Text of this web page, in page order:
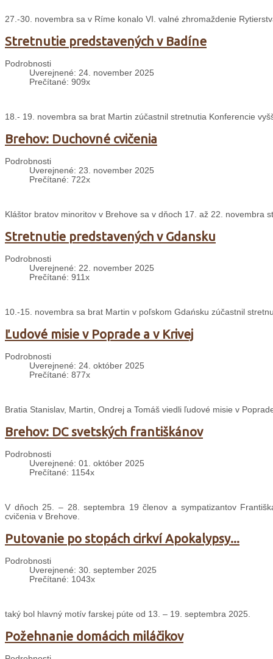
27.-30. novembra sa v Ríme konalo VI. valné zhromaždenie
Stretnutie predstavených v Badíne
Podrobnosti
Uverejnené: 24. november 2025
Prečítané: 909x
18.- 19. novembra sa brat Martin zúčastnil stretnutia Konferencie
Brehov: Duchovné cvičenia
Podrobnosti
Uverejnené: 23. november 2025
Prečítané: 722x
Kláštor bratov minoritov v Brehove sa v dňoch 17. až 22. novembra
Stretnutie predstavených v Gdansku
Podrobnosti
Uverejnené: 22. november 2025
Prečítané: 911x
10.-15. novembra sa brat Martin v poľskom Gdańsku zúčastnil
Ľudové misie v Poprade a v Krivej
Podrobnosti
Uverejnené: 24. október 2025
Prečítané: 877x
Bratia Stanislav, Martin, Ondrej a Tomáš viedli ľudové misie v
Brehov: DC svetských františkánov
Podrobnosti
Uverejnené: 01. október 2025
Prečítané: 1154x
V dňoch 25. – 28. septembra 19 členov a sympatizantov
cvičenia v Brehove.
Putovanie po stopách cirkví Apokalypsy...
Podrobnosti
Uverejnené: 30. september 2025
Prečítané: 1043x
taký bol hlavný motív farskej púte od 13. – 19. septembra 2025.
Požehnanie domácich miláčikov